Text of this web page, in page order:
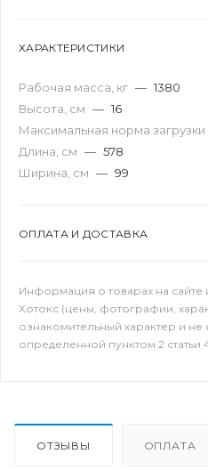
ХАРАКТЕРИСТИКИ
Рабочая масса, кг — 1380
Высота, см — 16
Максимальная норма загрузки
Длина, см — 578
Ширина, см — 99
ОПЛАТА И ДОСТАВКА
Информация о товарах на сайте
Хотокс (цены, фотографии,
ознакомительный характер и
определенной пунктом 2 статьи
ОТЗЫВЫ ОПЛАТА